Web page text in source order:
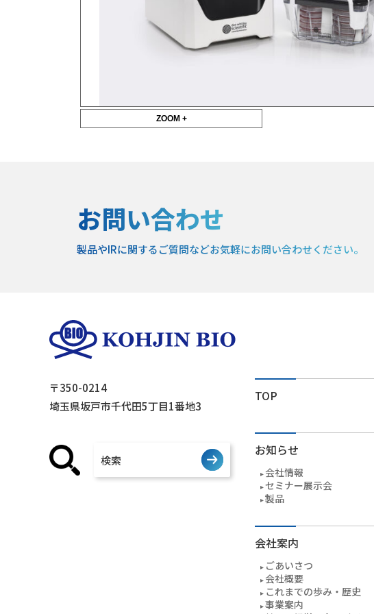
ZOOM +
お問い合わせ
製品やIRに関するご質問などお気軽にお問い合わせください。
〒350-0214
埼玉県坂戸市千代田5丁目1番地3
TOP
お知らせ
会社情報
セミナー展示会
製品
会社案内
ごあいさつ
会社概要
これまでの歩み・歴史
事業案内